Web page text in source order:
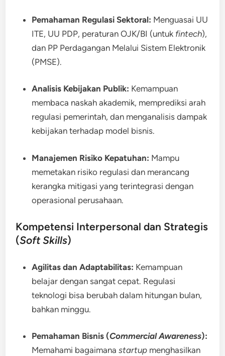
Pemahaman Regulasi Sektoral: Menguasai UU
ITE, UU PDP, peraturan OJK/BI (untuk fintech),
dan PP Perdagangan Melalui Sistem Elektronik
(PMSE).
Analisis Kebijakan Publik: Kemampuan
membaca naskah akademik, memprediksi arah
regulasi pemerintah, dan menganalisis dampak
kebijakan terhadap model bisnis.
Manajemen Risiko Kepatuhan: Mampu
memetakan risiko regulasi dan merancang
kerangka mitigasi yang terintegrasi dengan
operasional perusahaan.
Kompetensi Interpersonal dan Strategis
(Soft Skills)
Agilitas dan Adaptabilitas: Kemampuan
belajar dengan sangat cepat. Regulasi
teknologi bisa berubah dalam hitungan bulan,
bahkan minggu.
Pemahaman Bisnis (Commercial Awareness):
Memahami bagaimanastartup menghasilkan